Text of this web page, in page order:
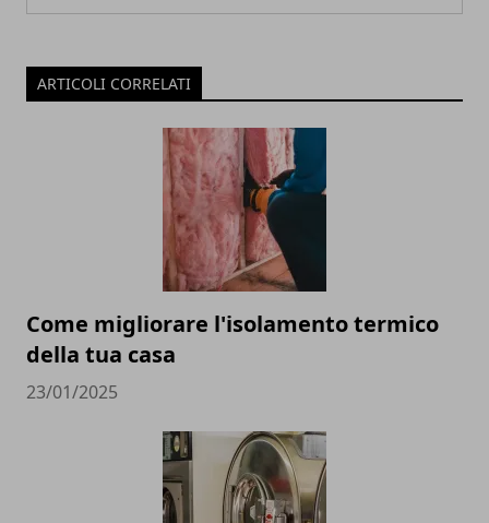
ARTICOLI CORRELATI
Come migliorare l'isolamento termico
della tua casa
23/01/2025